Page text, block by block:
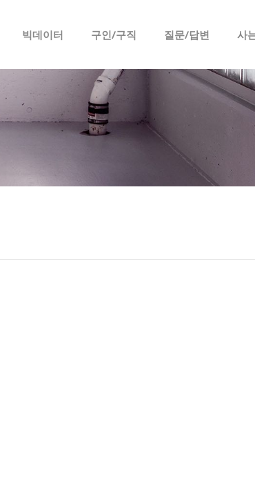
빅데이터 구인/구직 질문/답변 사